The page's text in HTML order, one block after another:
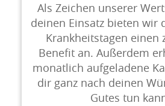
Als Zeichen unserer
deinen Einsatz bieten wir
Krankheitstagen einen
Benefit an. Außerdem
monatlich aufgeladene
dir ganz nach deinen
Gutes tun